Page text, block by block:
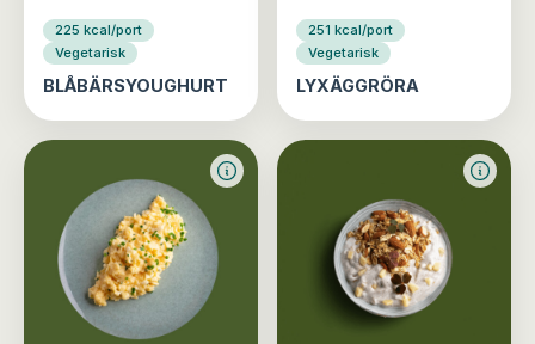
225 kcal/port
Vegetarisk
BLÅBÄRSYOUGHURT
251 kcal/port
Vegetarisk
LYXÄGGRÖRA